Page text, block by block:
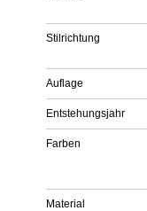
Stilrichtung
Auflage
Entstehungsjahr
Farben
Material